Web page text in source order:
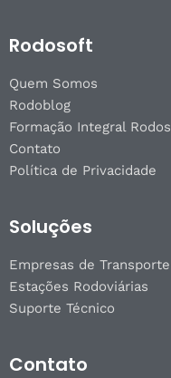
Rodosoft
Quem Somos
Rodoblog
Formação Integral
Contato
Política de Privacidade
Soluções
Empresas de Transporte
Estações Rodoviárias
Suporte Técnico
Contato